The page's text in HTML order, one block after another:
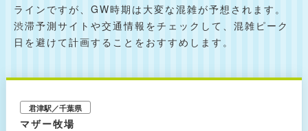
ラインですが、GW時期は大変な混雑が予想されます。
渋滞予測サイトや交通情報をチェックして、混雑ピーク
日を避けて計画することをおすすめします。
君津駅／千葉県
マザー牧場